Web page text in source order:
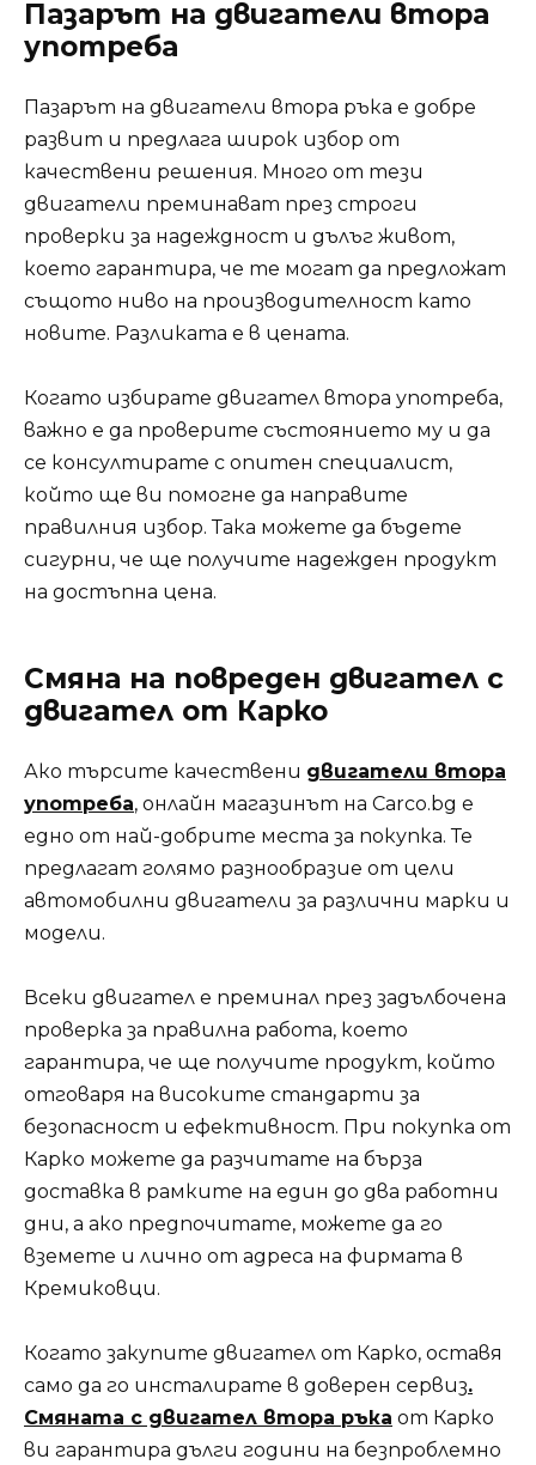
Пазарът на двигатели втора
употреба
Пазарът на двигатели втора ръка е добре
развит и предлага широк избор от
качествени решения. Много от тези
двигатели преминават през строги
проверки за надеждност и дълъг живот,
което гарантира, че те могат да предложат
същото ниво на производителност като
новите. Разликата е в цената.
Когато избирате двигател втора употреба,
важно е да проверите състоянието му и да
се консултирате с опитен специалист,
който ще ви помогне да направите
правилния избор. Така можете да бъдете
сигурни, че ще получите надежден продукт
на достъпна цена.
Смяна на повреден двигател с
двигател от Карко
Ако търсите качествени двигатели втора
употреба, онлайн магазинът на Carco.bg е
едно от най-добрите места за покупка. Те
предлагат голямо разнообразие от цели
автомобилни двигатели за различни марки и
модели.
Всеки двигател е преминал през задълбочена
проверка за правилна работа, което
гарантира, че ще получите продукт, който
отговаря на високите стандарти за
безопасност и ефективност. При покупка от
Карко можете да разчитате на бърза
доставка в рамките на един до два работни
дни, а ако предпочитате, можете да го
вземете и лично от адреса на фирмата в
Кремиковци.
Когато закупите двигател от Карко, оставя
само да го инсталирате в доверен сервиз.
Смяната с двигател втора ръка от Карко
ви гарантира дълги години на безпроблемно